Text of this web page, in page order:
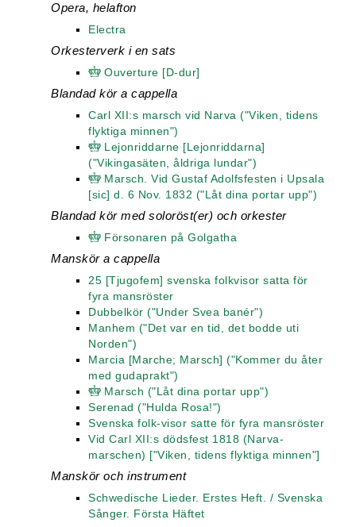
Opera, helafton
Electra
Orkesterverk i en sats
Ouverture [D-dur]
Blandad kör a cappella
Carl XII:s marsch vid Narva ("Viken, tidens
flyktiga minnen")
Lejonriddarne [Lejonriddarna]
("Vikingasäten, åldriga lundar")
Marsch. Vid Gustaf Adolfsfesten i Upsala
[sic] d. 6 Nov. 1832 ("Låt dina portar upp")
Blandad kör med soloröst(er) och orkester
Försonaren på Golgatha
Manskör a cappella
25 [Tjugofem] svenska folkvisor satta för
fyra mansröster
Dubbelkör ("Under Svea banér")
Manhem ("Det var en tid, det bodde uti
Norden")
Marcia [Marche; Marsch] ("Kommer du åter
med gudaprakt")
Marsch ("Låt dina portar upp")
Serenad ("Hulda Rosa!")
Svenska folk-visor satte för fyra mansröster
Vid Carl XII:s dödsfest 1818 (Narva-
marschen) ["Viken, tidens flyktiga minnen"]
Manskör och instrument
Schwedische Lieder. Erstes Heft. / Svenska
Sånger. Första Häftet